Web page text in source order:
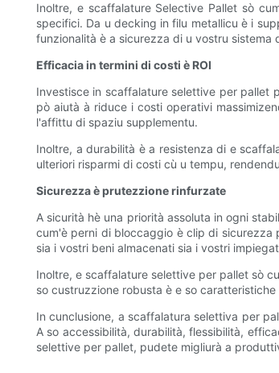
Inoltre, e scaffalature Selective Pallet sò
specifici. Da u decking in filu metallicu è i
funzionalità è a sicurezza di u vostru sistema
Efficacia in termini di costi è ROI
Investisce in scaffalature selettive per pallet
pò aiutà à riduce i costi operativi
l'affittu di spaziu supplementu.
Inoltre, a durabilità è a resistenza di e
ulteriori risparmi di costi cù u tempu,
Sicurezza è prutezzione rinfurzate
A sicurità hè una priorità assoluta in ogni
cum'è perni di bloccaggio è clip di sicurezza
sia i vostri beni almacenati sia i vostri
Inoltre, e scaffalature selettive per pallet sò
so custruzzione robusta è e so
In cunclusione, a scaffalatura selettiva per
A so accessibilità, durabilità, flessibilità,
selettive per pallet, pudete migliurà a